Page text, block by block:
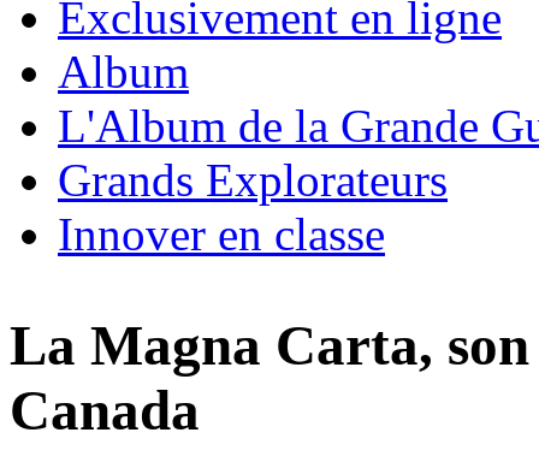
Exclusivement en ligne
Album
L'Album de la Grande
Grands Explorateurs
Innover en classe
La Magna Carta,
Canada